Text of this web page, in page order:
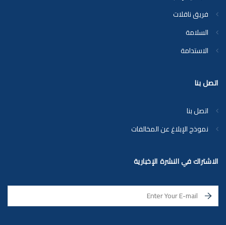
اتصل بنا
اتصل بنا
نموذج الإبلاغ عن المخالفات
الاشتراك في النشرة الإخبارية
فريق ناقلات
السلامة
الاستدامة